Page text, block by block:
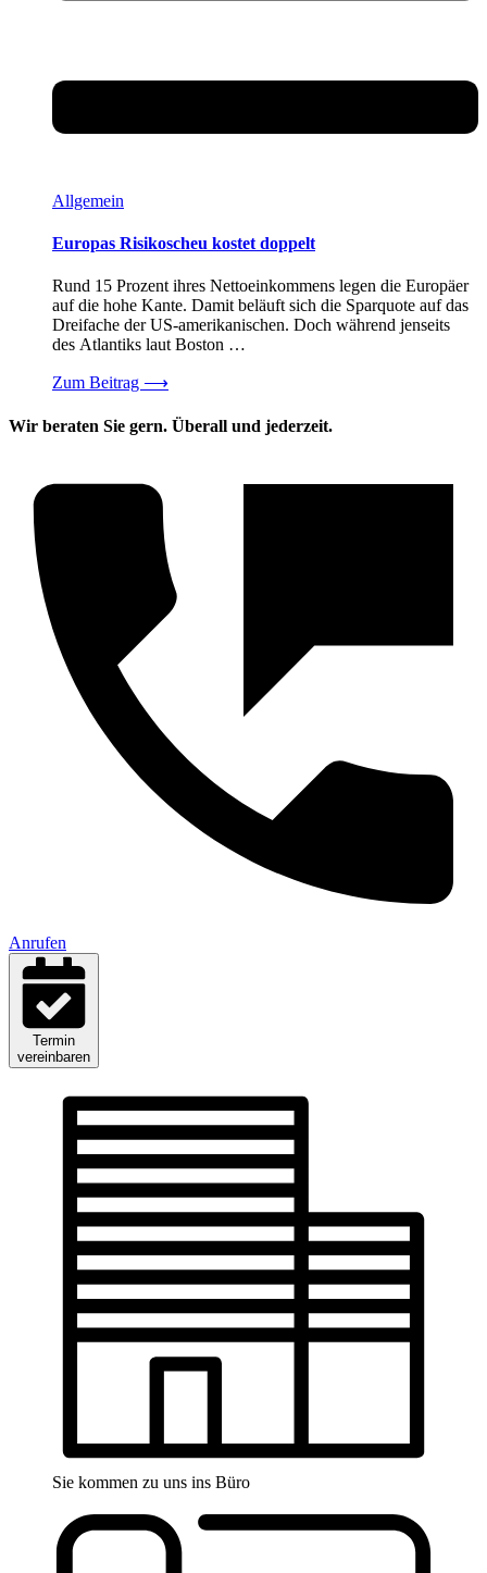
Allgemein
Europas Risikoscheu kostet doppelt
Rund 15 Prozent ihres Nettoeinkommens legen die Europäer
auf die hohe Kante. Damit beläuft sich die Sparquote auf das
Dreifache der US-amerikanischen. Doch während jenseits
des Atlantiks laut Boston …
Zum Beitrag ⟶
Wir beraten Sie gern. Überall und jederzeit.
Anrufen
Termin
vereinbaren
Sie kommen zu uns ins Büro